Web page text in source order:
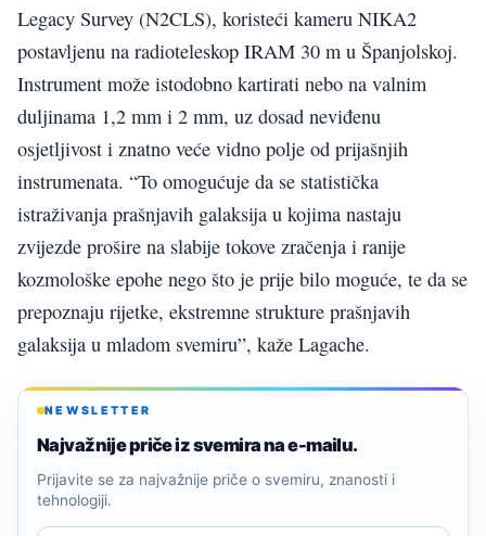
Legacy Survey (N2CLS), koristeći kameru NIKA2
postavljenu na radioteleskop IRAM 30 m u Španjolskoj.
Instrument može istodobno kartirati nebo na valnim
duljinama 1,2 mm i 2 mm, uz dosad neviđenu
osjetljivost i znatno veće vidno polje od prijašnjih
instrumenata. “To omogućuje da se statistička
istraživanja prašnjavih galaksija u kojima nastaju
zvijezde prošire na slabije tokove zračenja i ranije
kozmološke epohe nego što je prije bilo moguće, te da se
prepoznaju rijetke, ekstremne strukture prašnjavih
galaksija u mladom svemiru”, kaže Lagache.
NEWSLETTER
Najvažnije priče iz svemira na e-mailu.
Prijavite se za najvažnije priče o svemiru, znanosti i
tehnologiji.